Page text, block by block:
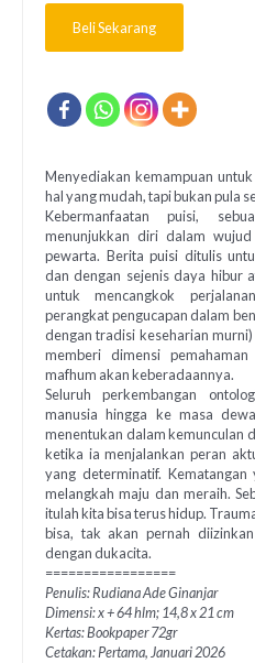
Beli Sekarang
Menyediakan kemampuan
hal yang mudah, tapi bukan pula
Kebermanfaatan puisi,
menunjukkan diri dalam
pewarta. Berita puisi ditulis
dan dengan sejenis daya hibur
untuk mencangkok
perangkat pengucapan dalam
dengan tradisi keseharian
memberi dimensi
mafhum akan keberadaannya.
Seluruh perkembangan
manusia hingga ke masa
menentukan dalam kemunculan
ketika ia menjalankan peran
yang determinatif.
melangkah maju dan meraih.
itulah kita bisa terus hidup.
bisa, tak akan pernah
dengan dukacita.
=================
Penulis: Rudiana Ade Ginanjar
Dimensi: x + 64 hlm; 14,8 x 21 cm
Kertas: Bookpaper 72gr
Cetakan: Pertama, Januari 2026